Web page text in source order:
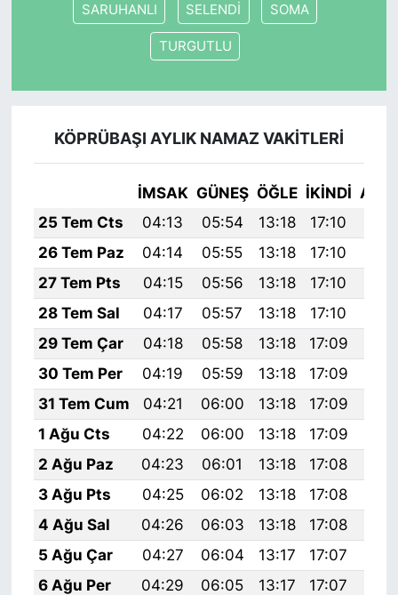
SARUHANLI SELENDİ SOMA
TURGUTLU
KÖPRÜBAŞI AYLIK NAMAZ VAKITLERI
İMSAK GÜNEŞ ÖĞLE İKINDI
25 Tem Cts
04:13 05:54 13:18 17:10
26 Tem Paz
04:14 05:55 13:18 17:10
27 Tem Pts
04:15 05:56 13:18 17:10
28 Tem Sal
04:17 05:57 13:18 17:10
29 Tem Çar
04:18 05:58 13:18 17:09
30 Tem Per
04:19 05:59 13:18 17:09
31 Tem Cum
04:21 06:00 13:18 17:09
1 Ağu Cts
04:22 06:00 13:18 17:09
2 Ağu Paz
04:23 06:01 13:18 17:08
3 Ağu Pts
04:25 06:02 13:18 17:08
4 Ağu Sal
04:26 06:03 13:18 17:08
5 Ağu Çar
04:27 06:04 13:17 17:07
6 Ağu Per
04:29 06:05 13:17 17:07